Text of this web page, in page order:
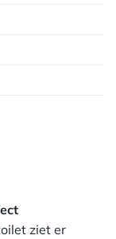
ziet er